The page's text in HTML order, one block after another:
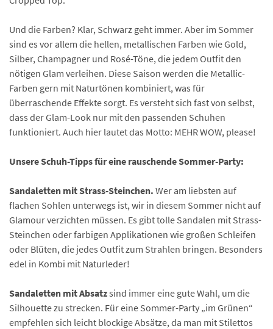
Und die Farben? Klar, Schwarz geht immer. Aber im Sommer
sind es vor allem die hellen, metallischen Farben wie Gold,
Silber, Champagner und Rosé-Töne, die jedem Outfit den
nötigen Glam verleihen. Diese Saison werden die Metallic-
Farben gern mit Naturtönen kombiniert, was für
überraschende Effekte sorgt. Es versteht sich fast von selbst,
dass der Glam-Look nur mit den passenden Schuhen
funktioniert. Auch hier lautet das Motto: MEHR WOW, please!
Unsere Schuh-Tipps für eine rauschende Sommer-Party:
Sandaletten mit Strass-Steinchen. Wer am liebsten auf
flachen Sohlen unterwegs ist, wir in diesem Sommer nicht auf
Glamour verzichten müssen. Es gibt tolle Sandalen mit Strass-
Steinchen oder farbigen Applikationen wie großen Schleifen
oder Blüten, die jedes Outfit zum Strahlen bringen. Besonders
edel in Kombi mit Naturleder!
Sandaletten mit Absatzsind immer eine gute Wahl, um die
Silhouette zu strecken. Für eine Sommer-Party „im Grünen“
empfehlen sich leicht blockige Absätze, da man mit Stilettos